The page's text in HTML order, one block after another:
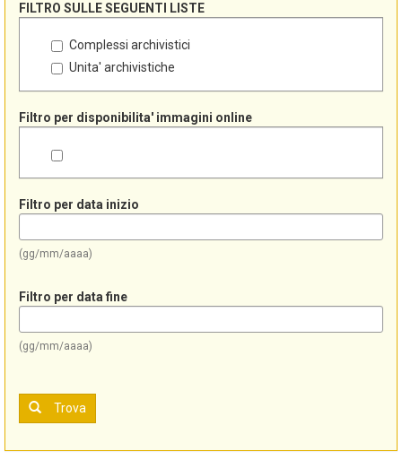
FILTRO SULLE SEGUENTI LISTE
Complessi archivistici
Unita' archivistiche
Filtro per disponibilita' immagini online
Filtro per data inizio
(gg/mm/aaaa)
Filtro per data fine
(gg/mm/aaaa)
Trova